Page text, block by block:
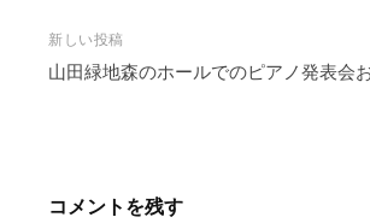
ビ
ゲ
ン
新しい投稿
山田緑地森のホールでのピアノ発表会
コメントを残す